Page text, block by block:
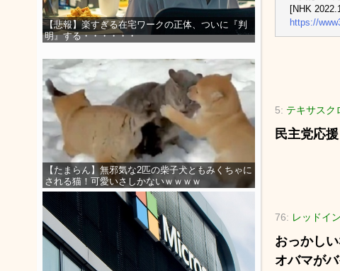
【悲報】楽すぎる在宅ワークの正体、ついに『判
明』する・・・・・・
【たまらん】無邪気な2匹の柴子犬ともみくちゃに
される猫！可愛いさしかないｗｗｗｗ
[NHK
https://
5: テキサスク
民主党応
76: レッドイ
おっかし
オバマが